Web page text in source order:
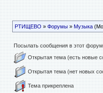
РТИЩЕВО » Форумы» Музыка
Посылать сообщения в этот форум
Открытая тема (есть новые
Открытая тема (нет новых
Тема прикреплена